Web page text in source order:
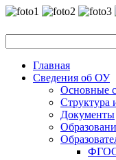
Главная
Сведения об ОУ
Основные
Структура
Документы